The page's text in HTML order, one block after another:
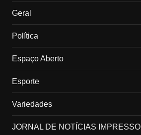
Geral
Política
Espaço Aberto
Esporte
Variedades
JORNAL DE NOTÍCIAS IMPRESSO